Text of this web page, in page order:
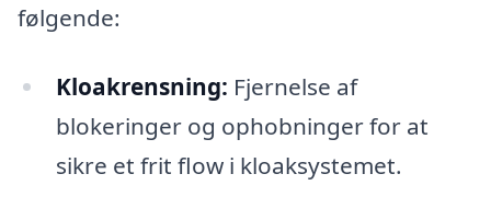
følgende:
Kloakrensning: Fjernelse af
blokeringer og ophobninger for at
sikre et frit flow i kloaksystemet.